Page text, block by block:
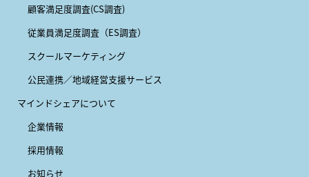
顧客満足度調査(CS調査)
従業員満足度調査（ES調査）
スクールマーケティング
公民連携／地域経営支援サービス
マインドシェアについて
企業情報
採用情報
お知らせ